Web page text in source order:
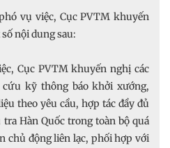
vụ việc, Cục PVTM khuyến
nội dung sau:
Cục PVTM khuyến nghị các
cứu kỹ thông báo khởi xướng,
theo yêu cầu, hợp tác đầy đủ
Hàn Quốc trong toàn bộ quá
chủ động liên lạc, phối hợp với